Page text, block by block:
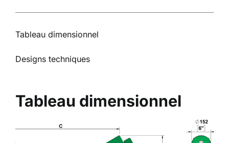
Tableau dimensionnel
Designs techniques
Tableau dimensionnel